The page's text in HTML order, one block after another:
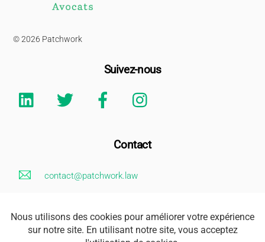
© 2026 Patchwork
Suivez-nous
Linkedin Twitter Facebook
Contact
contact@patchwork.law
Adresse